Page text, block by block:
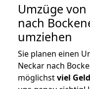
Umzüge
nach
umziehen
Sie planen einen
Neckar nach
möglichstviel